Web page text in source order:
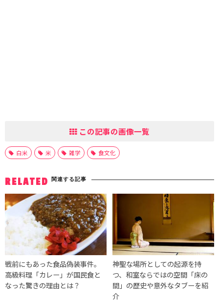
この記事の画像一覧
白米 米 雑学 食文化
RELATED 関連する記事
戦前にもあった食品偽装事件。
高級料理「カレー」が国民食と
なった驚きの理由とは？
神聖な場所としての起源を持
つ、和室ならではの空間「床の
間」の歴史や意外なタブーを紹
介